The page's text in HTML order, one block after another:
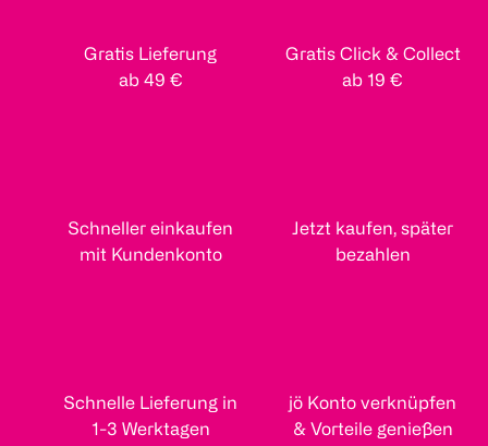
Gratis Lieferung
ab 49 €
Gratis Click & Collect
ab 19 €
Schneller einkaufen
mit Kundenkonto
Jetzt kaufen, später
bezahlen
Schnelle Lieferung in
1-3 Werktagen
jö Konto verknüpfen
& Vorteile genießen